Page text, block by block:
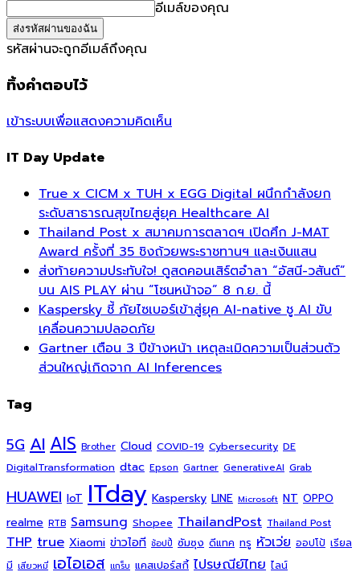
อีเมล์ของคุณ
รหัสผ่านจะถูกอีเมล์ถึงคุณ
ทิ้งคำตอบไว้
เข้าระบบเพื่อแสดงความคิดเห็น
IT Day Update
True x CICM x TUH x EGG Digital ผนึกกำลังยก
ระดับสาธารณสุขไทยสู่ยุค Healthcare AI
Thailand Post x สมาคมการตลาดฯ เปิดศึก J-MAT
Award ครั้งที่ 35 ชิงถ้วยพระราชทานฯ และเงินแสน
ส่งท้ายความประทับใจ! ดูสดคอนเสิร์ตอำลา “อัสนี-วสันต์”
บน AIS PLAY ผ่าน “โซนหน้าจอ” 8 ก.ย. นี้
Kaspersky ชี้ ภัยไซเบอร์เข้าสู่ยุค AI-native ชู AI ขับ
เคลื่อนความปลอดภัย
Gartner เตือน 3 ปีข้างหน้า เหตุละเมิดความเป็นส่วนตัว
ส่วนใหญ่เกิดจาก AI Inferences
Tag
5G AI AIS Brother Cloud COVID-19 Cybersecurity DE
DigitalTransformation dtac Epson Gartner GenerativeAI Grab
HUAWEI IoT ITday Kaspersky LINE Microsoft NT OPPO
realme RTB Samsung Shopee ThailandPost Thailand Post
THP true Xiaomi ข่าวไอที ช้อปปี้ ซัมซุง ดีแทค ทรู หัวเว่ย ออปโป้ เรียล
มี เสียวหมี่ เอไอเอส แกร็บ แคสเปอร์สกี้ ไปรษณีย์ไทย ไลน์